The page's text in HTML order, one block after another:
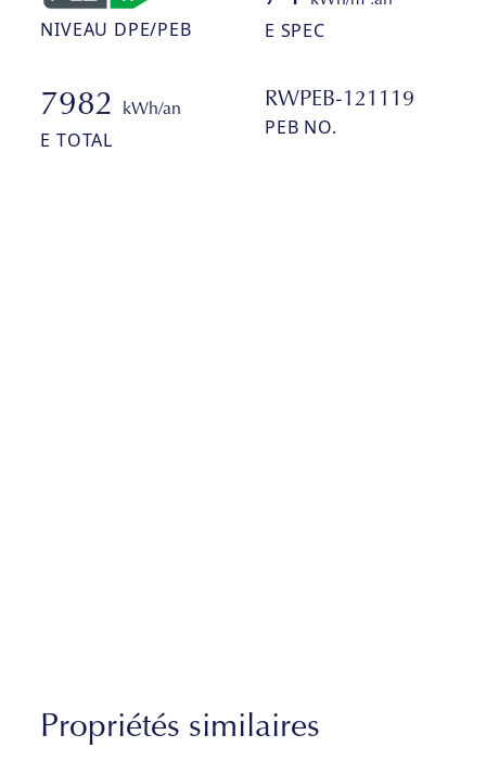
NIVEAU DPE/PEB E SPEC
7982 kWh/an
E TOTAL
RWPEB-121119
PEB NO.
Propriétés similaires